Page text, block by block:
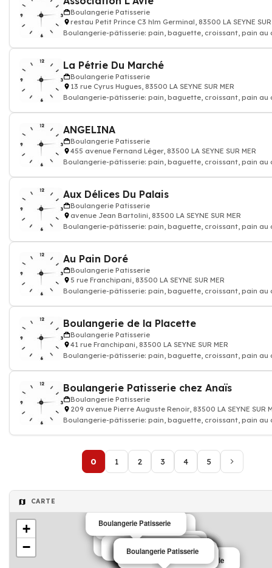
Boulangerie Patisserie
restau Petit Prince C3 hlm Germinal, 83500 LA SEYNE SUR
Boulangerie-pâtisserie: pain, baguette, croissant, pain au
La Pétrie Du Marché
Boulangerie Patisserie
13 rue Cyrus Hugues, 83500 LA SEYNE SUR MER
Boulangerie-pâtisserie: pain, baguette, croissant, pain au
ANGELINA
Boulangerie Patisserie
455 avenue Fernand Léger, 83500 LA SEYNE SUR MER
Boulangerie-pâtisserie: pain, baguette, croissant, pain au
Aux Délices Du Palais
Boulangerie Patisserie
avenue Jean Bartolini, 83500 LA SEYNE SUR MER
Boulangerie-pâtisserie: pain, baguette, croissant, pain au
Au Pain Doré
Boulangerie Patisserie
5 rue Franchipani, 83500 LA SEYNE SUR MER
Boulangerie-pâtisserie: pain, baguette, croissant, pain au
Boulangerie de la Placette
Boulangerie Patisserie
41 rue Franchipani, 83500 LA SEYNE SUR MER
Boulangerie-pâtisserie: pain, baguette, croissant, pain au
Boulangerie Patisserie chez Anaïs
Boulangerie Patisserie
209 avenue Pierre Auguste Renoir, 83500 LA SEYNE SUR
Boulangerie-pâtisserie: pain, baguette, croissant, pain au
0 1 2 3 4 5
CARTE
Boulangerie Patisserie
Boulangerie Patisserie
Boulangerie Patisserie
Boulangerie Patisserie
Boulangerie Patisserie
Boulangerie Patisserie
Boulangerie Patisserie
Boulangerie Patisserie
Boulangerie Patisserie
Boulangerie Patisserie
Boulangerie Patisserie
Boulangerie Patisserie
Boulangerie Patisserie
Boulangerie Patisserie
Boulangerie Patisserie
Boulangerie Patisserie
+
−